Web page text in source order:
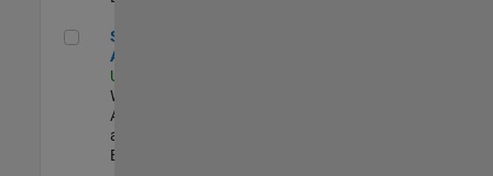
Senior Applied AI Engineer
Senior Applied
AI Engineer
US-MA-Natick
Web
Applications
and Services |
Experimentado